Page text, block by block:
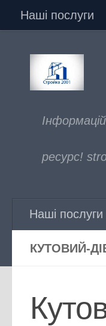
Skip to content
Наші послуги
ресурс!
Наші послуги
КУТОВИЙ-